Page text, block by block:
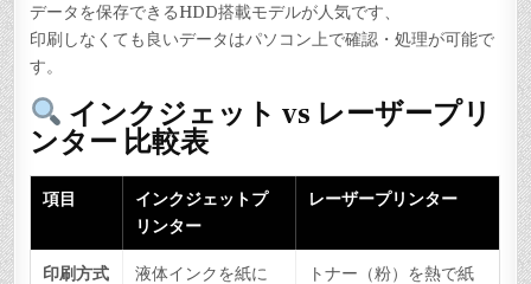
プ
リ
ン
機)
データを保存できるHDD搭載モデルが人気です、
印刷しなくても良いデータはパソコン上で確認・処理が可能で
す。
インクジェット vs レーザープリ
ンター 比較表
項目
インクジェットプ
リンター
レーザープリンター
印刷方式
液体インクを紙に
トナー（粉）を熱で紙